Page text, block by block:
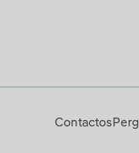
Contactos